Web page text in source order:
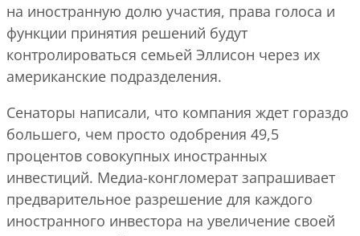
на иностранную долю участия, права голоса и
функции принятия решений будут
контролироваться семьей Эллисон через их
американские подразделения.
Сенаторы написали, что компания ждет гораздо
большего, чем просто одобрения 49,5
процентов совокупных иностранных
инвестиций. Медиа-конгломерат запрашивает
предварительное разрешение для каждого
иностранного инвестора на увеличение своей